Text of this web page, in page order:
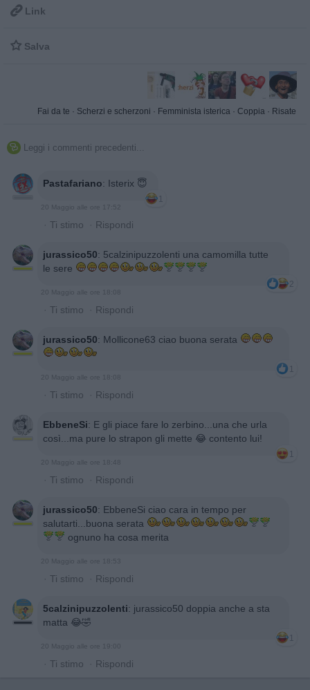
 Link
 Salva
Fai da te · Scherzi e scherzoni · Femminista isterica · Coppia · Risate
 Leggi i commenti precedenti...
Pastafariano: Isterix 😇
1
20 Maggio alle ore 17:52
· Ti stimo · Rispondi
jurassico50: 5calzinipuzzolenti una camomilla tutte
le sere
2
20 Maggio alle ore 18:08
· Ti stimo · Rispondi
jurassico50: Mollicone63 ciao buona serata
1
20 Maggio alle ore 18:08
· Ti stimo · Rispondi
EbbeneSi: E gli piace fare lo zerbino...una che urla
così...ma pure lo strapon gli mette 😂 contento lui!
1
20 Maggio alle ore 18:48
· Ti stimo · Rispondi
jurassico50: EbbeneSi ciao cara in tempo per
salutarti...buona serata
ognuno ha cosa merita
20 Maggio alle ore 18:53
· Ti stimo · Rispondi
5calzinipuzzolenti: jurassico50 doppia anche a sta
matta 😂🤣
1
20 Maggio alle ore 19:00
· Ti stimo · Rispondi